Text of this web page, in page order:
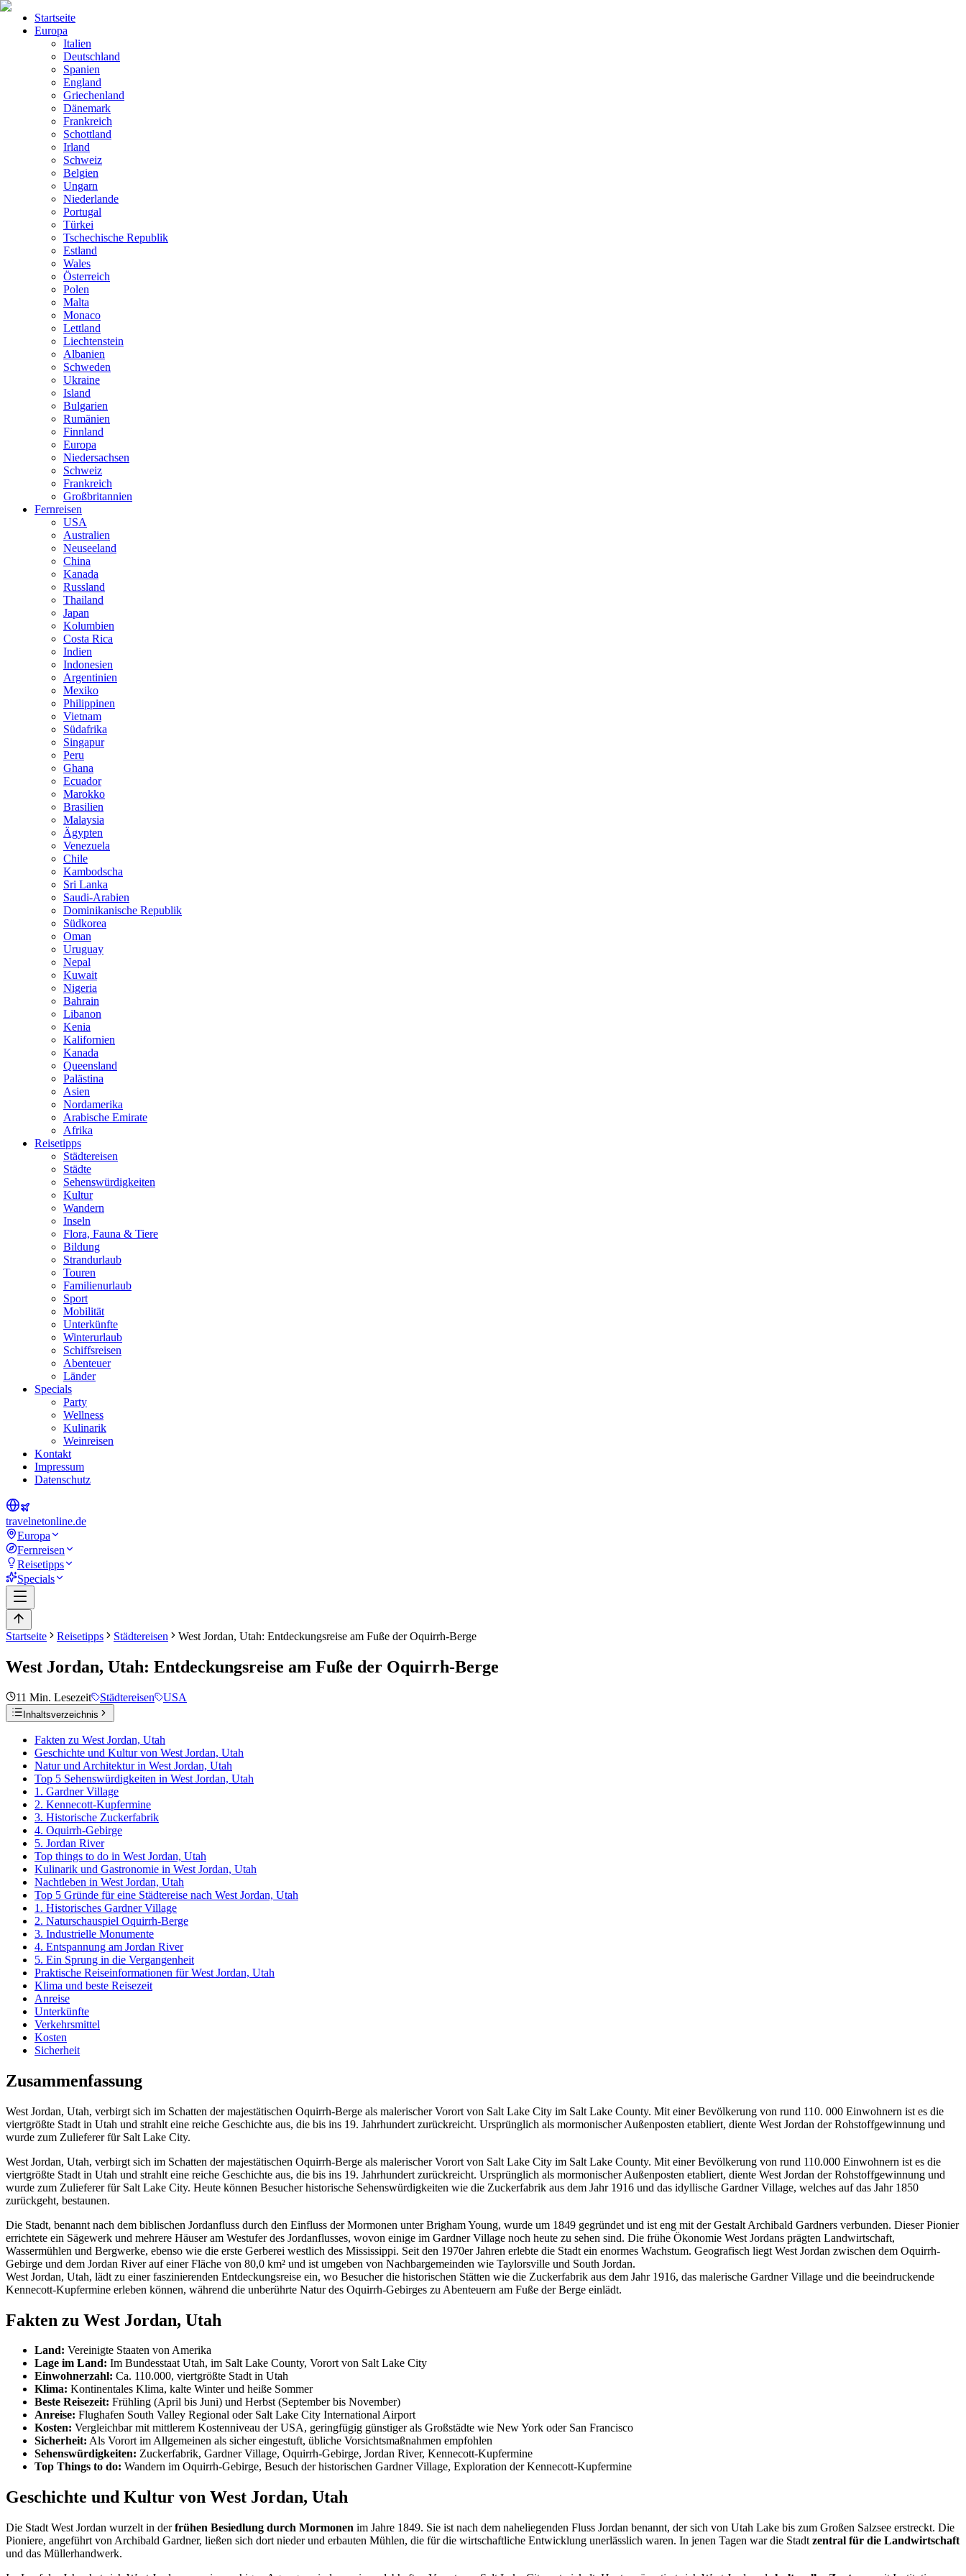
Startseite
Europa
Italien
Deutschland
Spanien
England
Griechenland
Dänemark
Frankreich
Schottland
Irland
Schweiz
Belgien
Ungarn
Niederlande
Portugal
Türkei
Tschechische Republik
Estland
Wales
Österreich
Polen
Malta
Monaco
Lettland
Liechtenstein
Albanien
Schweden
Ukraine
Island
Bulgarien
Rumänien
Finnland
Europa
Niedersachsen
Schweiz
Frankreich
Großbritannien
Fernreisen
USA
Australien
Neuseeland
China
Kanada
Russland
Thailand
Japan
Kolumbien
Costa Rica
Indien
Indonesien
Argentinien
Mexiko
Philippinen
Vietnam
Südafrika
Singapur
Peru
Ghana
Ecuador
Marokko
Brasilien
Malaysia
Ägypten
Venezuela
Chile
Kambodscha
Sri Lanka
Saudi-Arabien
Dominikanische Republik
Südkorea
Oman
Uruguay
Nepal
Kuwait
Nigeria
Bahrain
Libanon
Kenia
Kalifornien
Kanada
Queensland
Palästina
Asien
Nordamerika
Arabische Emirate
Afrika
Reisetipps
Städtereisen
Städte
Sehenswürdigkeiten
Kultur
Wandern
Inseln
Flora, Fauna & Tiere
Bildung
Strandurlaub
Touren
Familienurlaub
Sport
Mobilität
Unterkünfte
Winterurlaub
Schiffsreisen
Abenteuer
Länder
Specials
Party
Wellness
Kulinarik
Weinreisen
Kontakt
Impressum
Datenschutz
travelnetonline.de
Europa
Fernreisen
Reisetipps
Specials
Startseite Reisetipps Städtereisen West Jordan, Utah: Entdeckungsreise am Fuße der Oquirrh-Berge
West Jordan, Utah: Entdeckungsreise am Fuße der Oquirrh-Berge
11 Min. Lesezeit Städtereisen USA
Inhaltsverzeichnis
Fakten zu West Jordan, Utah
Geschichte und Kultur von West Jordan, Utah
Natur und Architektur in West Jordan, Utah
Top 5 Sehenswürdigkeiten in West Jordan, Utah
1. Gardner Village
2. Kennecott-Kupfermine
3. Historische Zuckerfabrik
4. Oquirrh-Gebirge
5. Jordan River
Top things to do in West Jordan, Utah
Kulinarik und Gastronomie in West Jordan, Utah
Nachtleben in West Jordan, Utah
Top 5 Gründe für eine Städtereise nach West Jordan, Utah
1. Historisches Gardner Village
2. Naturschauspiel Oquirrh-Berge
3. Industrielle Monumente
4. Entspannung am Jordan River
5. Ein Sprung in die Vergangenheit
Praktische Reiseinformationen für West Jordan, Utah
Klima und beste Reisezeit
Anreise
Unterkünfte
Verkehrsmittel
Kosten
Sicherheit
Zusammenfassung
West Jordan, Utah, verbirgt sich im Schatten der majestätischen Oquirrh-Berge als malerischer Vorort von Salt Lake City im Salt Lake County. Mit einer Bevölkerung von rund 110. 000 Einwohnern ist es die
viertgrößte Stadt in Utah und strahlt eine reiche Geschichte aus, die bis ins 19. Jahrhundert zurückreicht. Ursprünglich als mormonischer Außenposten etabliert, diente West Jordan der Rohstoffgewinnung und
wurde zum Zulieferer für Salt Lake City.
West Jordan, Utah, verbirgt sich im Schatten der majestätischen Oquirrh-Berge als malerischer Vorort von Salt Lake City im Salt Lake County. Mit einer Bevölkerung von rund 110.000 Einwohnern ist es die
viertgrößte Stadt in Utah und strahlt eine reiche Geschichte aus, die bis ins 19. Jahrhundert zurückreicht. Ursprünglich als mormonischer Außenposten etabliert, diente West Jordan der Rohstoffgewinnung und
wurde zum Zulieferer für Salt Lake City. Heute können Besucher historische Sehenswürdigkeiten wie die Zuckerfabrik aus dem Jahr 1916 und das idyllische Gardner Village, welches auf das Jahr 1850
zurückgeht, bestaunen.
Die Stadt, benannt nach dem biblischen Jordanfluss durch den Einfluss der Mormonen unter Brigham Young, wurde um 1849 gegründet und ist eng mit der Gestalt Archibald Gardners verbunden. Dieser Pionier
errichtete ein Sägewerk und mehrere Häuser am Westufer des Jordanflusses, wovon einige im Gardner Village noch heute zu sehen sind. Die frühe Ökonomie West Jordans prägten Landwirtschaft,
Wassermühlen und Bergwerke, ebenso wie die erste Gerberei westlich des Mississippi. Seit den 1970er Jahren erlebte die Stadt ein enormes Wachstum. Geografisch liegt West Jordan zwischen dem Oquirrh-
Gebirge und dem Jordan River auf einer Fläche von 80,0 km² und ist umgeben von Nachbargemeinden wie Taylorsville und South Jordan.
West Jordan, Utah, lädt zu einer faszinierenden Entdeckungsreise ein, wo Besucher die historischen Stätten wie die Zuckerfabrik aus dem Jahr 1916, das malerische Gardner Village und die beeindruckende
Kennecott-Kupfermine erleben können, während die unberührte Natur des Oquirrh-Gebirges zu Abenteuern am Fuße der Berge einlädt.
Fakten zu West Jordan, Utah
Land: Vereinigte Staaten von Amerika
Lage im Land: Im Bundesstaat Utah, im Salt Lake County, Vorort von Salt Lake City
Einwohnerzahl: Ca. 110.000, viertgrößte Stadt in Utah
Klima: Kontinentales Klima, kalte Winter und heiße Sommer
Beste Reisezeit: Frühling (April bis Juni) und Herbst (September bis November)
Anreise: Flughafen South Valley Regional oder Salt Lake City International Airport
Kosten: Vergleichbar mit mittlerem Kostenniveau der USA, geringfügig günstiger als Großstädte wie New York oder San Francisco
Sicherheit: Als Vorort im Allgemeinen als sicher eingestuft, übliche Vorsichtsmaßnahmen empfohlen
Sehenswürdigkeiten: Zuckerfabrik, Gardner Village, Oquirrh-Gebirge, Jordan River, Kennecott-Kupfermine
Top Things to do: Wandern im Oquirrh-Gebirge, Besuch der historischen Gardner Village, Exploration der Kennecott-Kupfermine
Geschichte und Kultur von West Jordan, Utah
Die Stadt West Jordan wurzelt in derfrühen Besiedlung durch Mormonen im Jahre 1849. Sie ist nach dem naheliegenden Fluss Jordan benannt, der sich von Utah Lake bis zum Großen Salzsee erstreckt. Die
Pioniere, angeführt von Archibald Gardner, ließen sich dort nieder und erbauten Mühlen, die für die wirtschaftliche Entwicklung unerlässlich waren. In jenen Tagen war die Stadt zentral für die Landwirtschaft
und das Müllerhandwerk.